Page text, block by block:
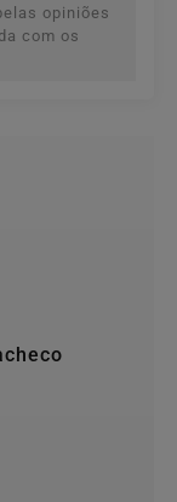
opiniões
com os